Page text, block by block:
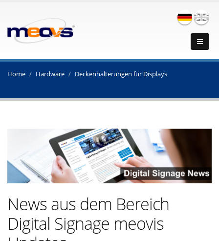
Home Hardware Deckenhalterungen für Displays
News aus dem Bereich
Digital Signage meovis